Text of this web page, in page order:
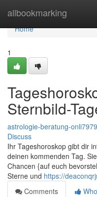
allbookmarking
Home
Home
1
Sternbild-
astrologie-beratung-
Discuss
Ihr Tageshoroskop gibt dir
deinen kommenden Tag.
Chancen {auf euch
Sterne und https://
Comments